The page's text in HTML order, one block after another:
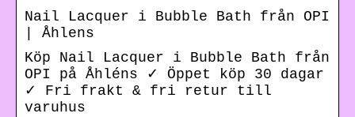
Nail Lacquer i Bubble Bath från OPI
| Åhlens
Köp Nail Lacquer i Bubble Bath från
OPI på Åhléns ✓ Öppet köp 30 dagar
✓ Fri frakt & fri retur till
varuhus